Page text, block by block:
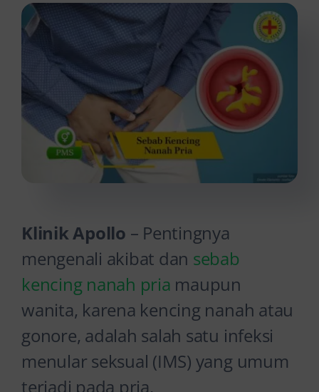
Klinik Apollo – Pentingnya
mengenali akibat dan sebab
kencing nanah pria maupun
wanita, karena kencing nanah atau
gonore, adalah salah satu infeksi
menular seksual (IMS) yang umum
terjadi pada pria.